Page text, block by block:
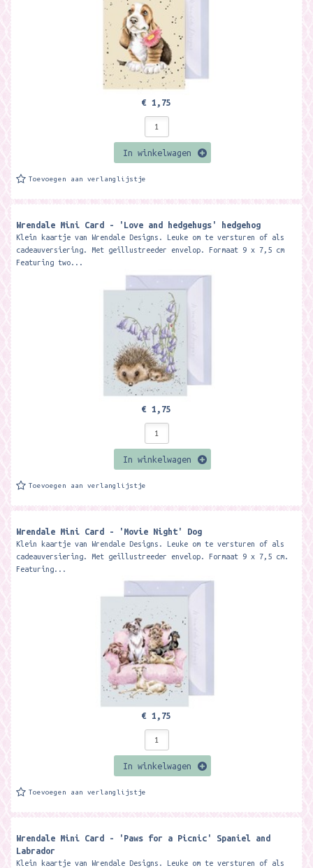
€ 1,75
In winkelwagen
Toevoegen aan verlanglijstje
Wrendale Mini Card - 'Love and hedgehugs' hedgehog
Klein kaartje van Wrendale Designs. Leuke om te versturen of als
cadeauversiering. Met geillustreeder envelop. Formaat 9 x 7,5 cm
Featuring two...
€ 1,75
In winkelwagen
Toevoegen aan verlanglijstje
Wrendale Mini Card - 'Movie Night' Dog
Klein kaartje van Wrendale Designs. Leuke om te versturen of als
cadeauversiering. Met geillustreeder envelop. Formaat 9 x 7,5 cm.
Featuring...
€ 1,75
In winkelwagen
Toevoegen aan verlanglijstje
Wrendale Mini Card - 'Paws for a Picnic' Spaniel and
Labrador
Klein kaartje van Wrendale Designs. Leuke om te versturen of als